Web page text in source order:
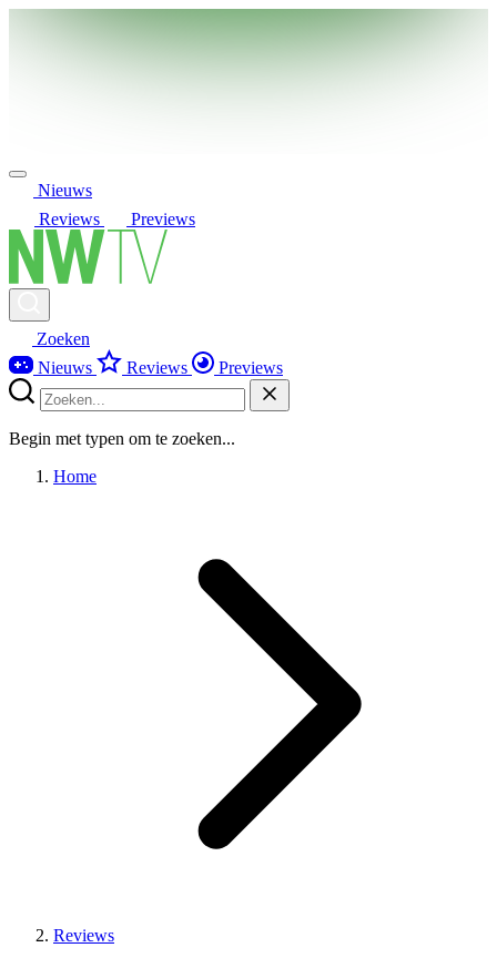
Nieuws
Reviews
Previews
Zoeken
Nieuws
Reviews Previews
Begin met typen om te zoeken...
Home
Reviews